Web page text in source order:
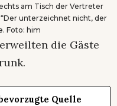
am Tisch der Vertreter
unterzeichnet nicht, der
Foto: him
die Gäste
Quelle